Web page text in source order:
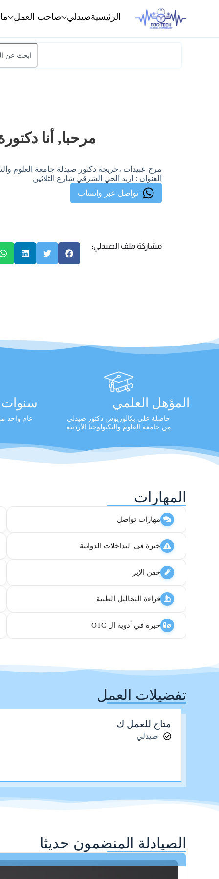
الرئيسيةصيدلي صاحب العمل
مرحبا, أنا
مرح عبيدات ،خريجة دكتور صيدلة جامعة العلوم
العنوان : اربد الحي الشرقي شارع الثلاثين
تواصل عبر واتساب
مشاركة ملف الصيدلي:
المؤهل العلمي
حاصلة على بكالوريوس دكتور صيدلي
من جامعة العلوم والتكنولوجيا الأردنية
سنوات
عام واحد
المهارات
مهارات تواصل
خبرة في التداخلات الدوائية
حقن الإبر
قراءة التحاليل الطبية
خبرة في أدوية ال OTC
تفضيلات العمل
متاح للعمل ك
صيدلي
الصيادلة المنضمون حديثا